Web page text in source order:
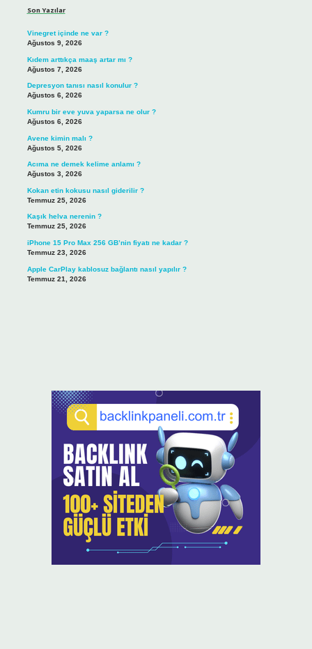
Son Yazılar
Vinegret içinde ne var ?
Ağustos 9, 2026
Kıdem arttıkça maaş artar mı ?
Ağustos 7, 2026
Depresyon tanısı nasıl konulur ?
Ağustos 6, 2026
Kumru bir eve yuva yaparsa ne olur ?
Ağustos 6, 2026
Avene kimin malı ?
Ağustos 5, 2026
Acıma ne demek kelime anlamı ?
Ağustos 3, 2026
Kokan etin kokusu nasıl giderilir ?
Temmuz 25, 2026
Kaşık helva nerenin ?
Temmuz 25, 2026
iPhone 15 Pro Max 256 GB’nin fiyatı ne kadar ?
Temmuz 23, 2026
Apple CarPlay kablosuz bağlantı nasıl yapılır ?
Temmuz 21, 2026